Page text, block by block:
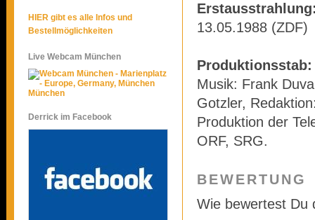
HIER gibt es alle Infos und
Bestellmöglichkeiten
Live Webcam München
München
Derrick im Facebook
13.05.1988 (ZDF)
Produktionsstab:
Musik: Frank
Gotzler,
Produktion der
ORF, SRG.
BEWERTUNG
Wie bewertest Du